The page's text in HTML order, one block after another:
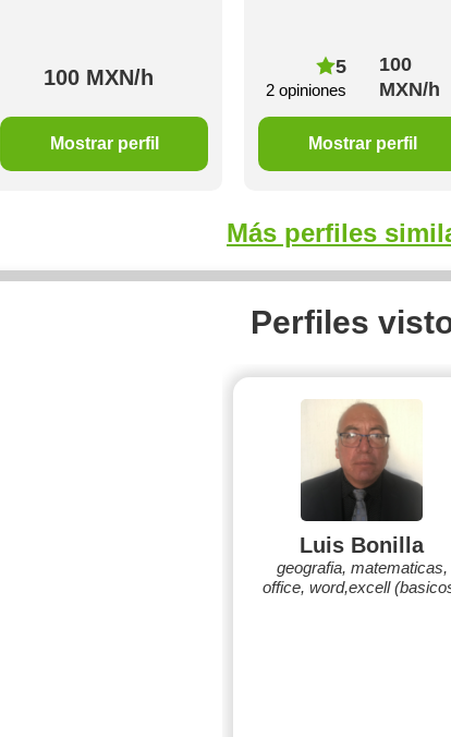
100 MXN/h
Mostrar perfil
5
2 opiniones
100
MXN/h
Mostrar perfil
Más perfiles
Perfiles
Luis Bonilla
geografia, matematicas,
office, word,excell